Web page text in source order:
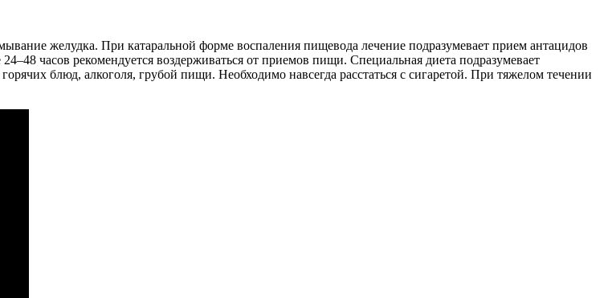
желудка. При катаральной форме воспаления пищевода лечение подразумевает прием антацидов
часов рекомендуется воздерживаться от приемов пищи. Специальная диета подразумевает
блюд, алкоголя, грубой пищи. Необходимо навсегда расстаться с сигаретой. При тяжелом течении